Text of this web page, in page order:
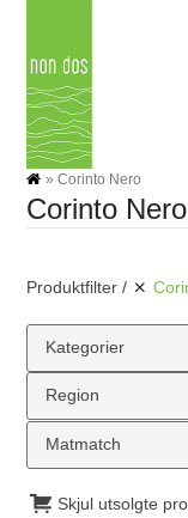
content
»Corinto Nero
Corinto Nero
Produktfilter
Kategorier
Region
Matmatch
Skjul utsolgte